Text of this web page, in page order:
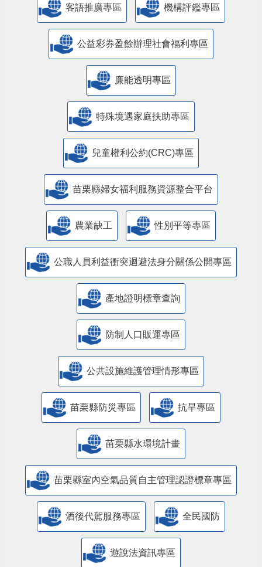
客語推廣專區 機構評鑑專區
公益彩券盈餘辦理社會福利專區
廉能透明專區
特殊境遇家庭扶助專區
兒童權利公約(CRC)專區
苗栗縣婦女福利服務資源整合平台
農業缺工 性別平等專區
公職人員利益衝突迴避法身分關係公開專區
產地證明標章查詢
防制人口販運專區
​公共設施維護管理情形專區
苗栗縣防災專區 抗旱專區
苗栗縣水環境計畫
苗栗縣室內空氣品質自主管理認證標章專區
酒後代駕服務專區 全民國防
遊說法資訊專區